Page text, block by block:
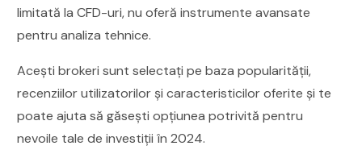
limitată la CFD-uri, nu oferă instrumente avansate
pentru analiza tehnice.
Acești brokeri sunt selectați pe baza popularității,
recenziilor utilizatorilor și caracteristicilor oferite și te
poate ajuta să găsești opțiunea potrivită pentru
nevoile tale de investiții în 2024.